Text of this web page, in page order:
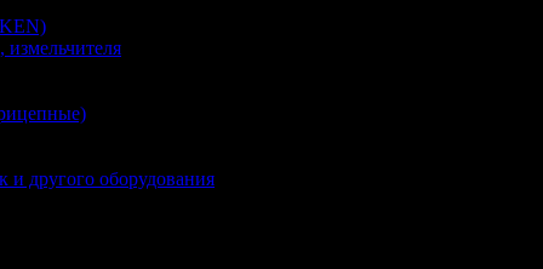
измельчителя
и другого оборудования